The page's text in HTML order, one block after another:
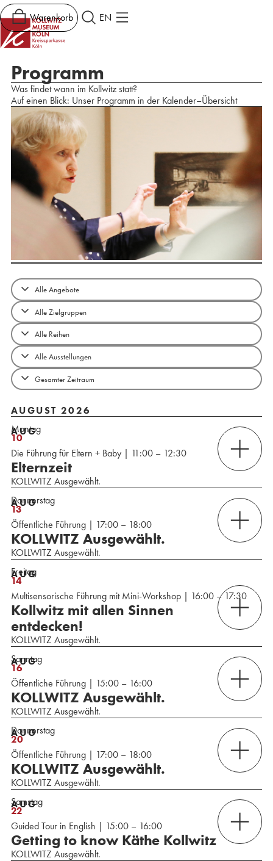
Warenkorb EN
Programm
Was findet wann im Kollwitz statt?
Auf einen Blick: Unser Programm in der Kalender–Übersicht
AUGUST 2026
Montag
10
AUG
Die Führung für Eltern + Baby | 11:00 – 12:30
Elternzeit
KOLLWITZ Ausgewählt.
Donnerstag
13
AUG
Öffentliche Führung | 17:00 – 18:00
KOLLWITZ Ausgewählt.
KOLLWITZ Ausgewählt.
Freitag
14
AUG
Multisensorische Führung mit Mini-Workshop | 16:00 – 17:30
Kollwitz mit allen Sinnen
entdecken!
KOLLWITZ Ausgewählt.
Sonntag
16
AUG
Öffentliche Führung | 15:00 – 16:00
KOLLWITZ Ausgewählt.
KOLLWITZ Ausgewählt.
Donnerstag
20
AUG
Öffentliche Führung | 17:00 – 18:00
KOLLWITZ Ausgewählt.
KOLLWITZ Ausgewählt.
Samstag
22
AUG
Guided Tour in English | 15:00 – 16:00
Getting to know Käthe Kollwitz
KOLLWITZ Ausgewählt.